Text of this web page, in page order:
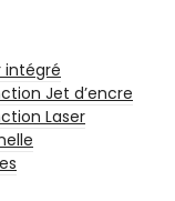
intégré
Jet d’encre
Laser